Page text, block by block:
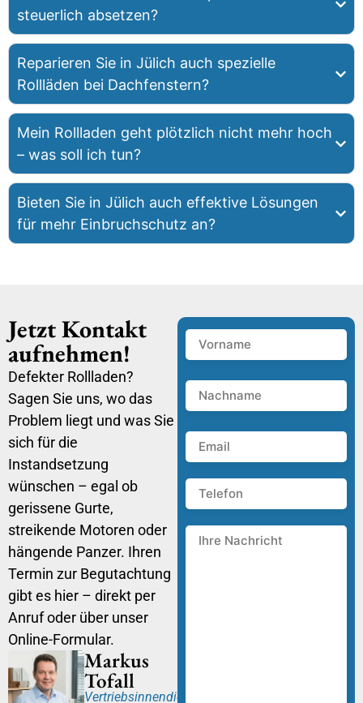
steuerlich absetzen?
Reparieren Sie in Jülich auch spezielle
Rollläden bei Dachfenstern?
Mein Rollladen geht plötzlich nicht mehr hoch
– was soll ich tun?
Bieten Sie in Jülich auch effektive Lösungen
für mehr Einbruchschutz an?
Jetzt Kontakt
aufnehmen!
Defekter Rollladen?
Sagen Sie uns, wo das
Problem liegt und was Sie
sich für die
Instandsetzung
wünschen – egal ob
gerissene Gurte,
streikende Motoren oder
hängende Panzer. Ihren
Termin zur Begutachtung
gibt es hier – direkt per
Anruf oder über unser
Online-Formular.
Markus
Tofall
Vertriebsinnendienst